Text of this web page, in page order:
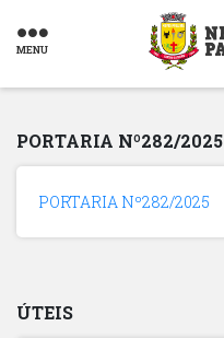
MENU
PORTARIA Nº282/2025
PORTARIA Nº282/2025
ÚTEIS